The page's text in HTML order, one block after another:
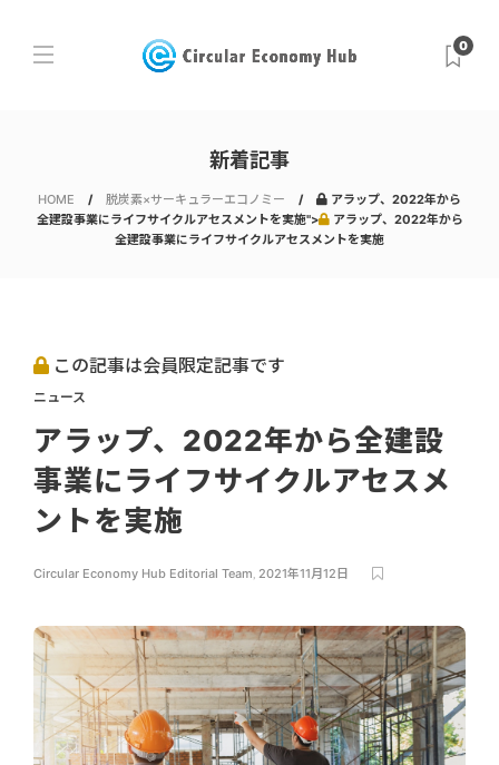
0
新着記事
HOME 脱炭素×サーキュラーエコノミー
アラップ、2022年から
全建設事業にライフサイクルアセスメントを実施">
アラップ、2022年から
全建設事業にライフサイクルアセスメントを実施
この記事は会員限定記事です
ニュース
アラップ、2022年から全建設
事業にライフサイクルアセスメ
ントを実施
Circular Economy Hub Editorial Team, 2021年11月12日